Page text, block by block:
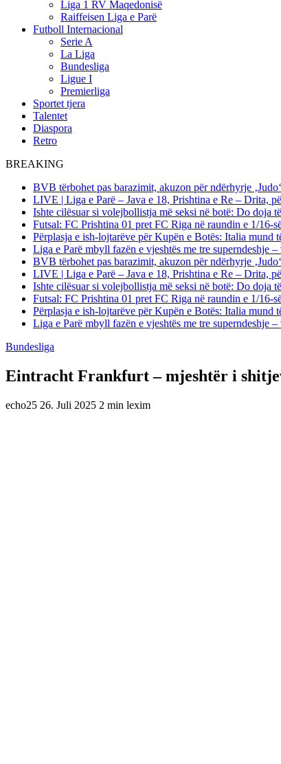
Liga 1 RV Maqedonisë
Raiffeisen Liga e Parë
Futboll Internacional
Serie A
La Liga
Bundesliga
Ligue I
Premierliga
Sportet tjera
Talentet
Diaspora
Retro
BREAKING
BVB tërbohet pas barazimit, akuzon për ndërhyrje
LIVE | Liga e Parë – Java e 18, Prishtina e Re – Drita,
Ishte cilësuar si volejbollistja më seksi në botë: Do doja
Futsal: FC Prishtina 01 pret FC Riga në raundin e 1/16-
Përplasja e ish-lojtarëve për Kupën e Botës: Italia
Liga e Parë mbyll fazën e vjeshtës me tre superndeshje
BVB tërbohet pas barazimit, akuzon për ndërhyrje
LIVE | Liga e Parë – Java e 18, Prishtina e Re – Drita,
Ishte cilësuar si volejbollistja më seksi në botë: Do doja
Futsal: FC Prishtina 01 pret FC Riga në raundin e 1/16-
Përplasja e ish-lojtarëve për Kupën e Botës: Italia
Liga e Parë mbyll fazën e vjeshtës me tre superndeshje
Bundesliga
Eintracht Frankfurt – mjeshtër i
echo25 26. Juli 2025 2 min lexim